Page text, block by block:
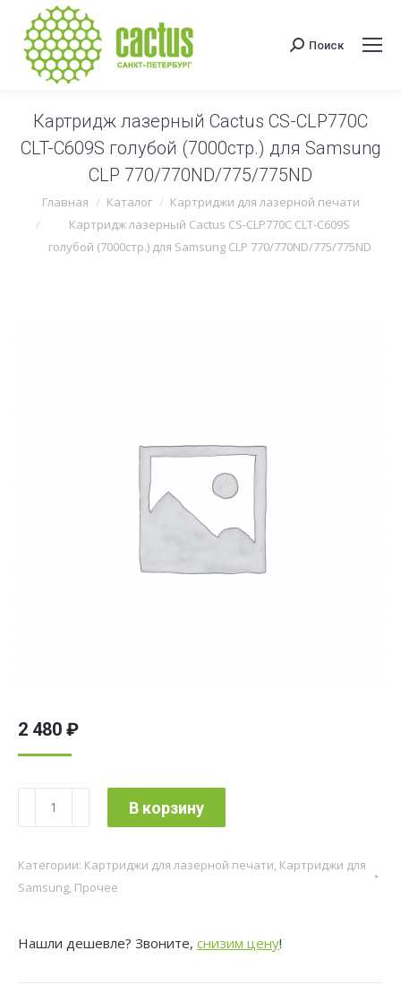
Поиск:
Поиск
Картридж лазерный Cactus CS-CLP770C
CLT-C609S голубой (7000стр.) для Samsung
CLP 770/770ND/775/775ND
Вы здесь:
Главная Каталог
Картриджи для лазерной печати
Картридж лазерный Cactus CS-CLP770C CLT-C609S
голубой (7000стр.) для Samsung CLP 770/770ND/775/775ND
2 480 ₽
Количество
товара
лазерный
CLP770C
В корзину
Категории: Картриджи для лазерной печати, Картриджи для
Samsung, Прочее
Нашли дешевле? Звоните, снизим цену!